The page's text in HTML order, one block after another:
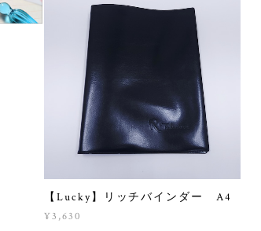
【Lucky】リッチバインダー A4
¥3,630